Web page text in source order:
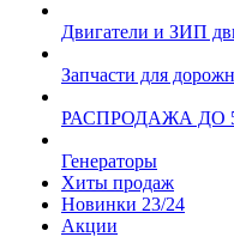
Двигатели и ЗИП
Запчасти для
РАСПРОДАЖА ДО
Генераторы
Хиты продаж
Новинки 23/24
Акции